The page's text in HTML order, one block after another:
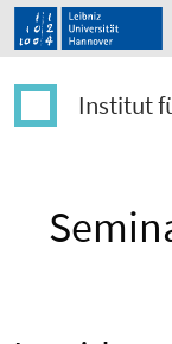
Institut